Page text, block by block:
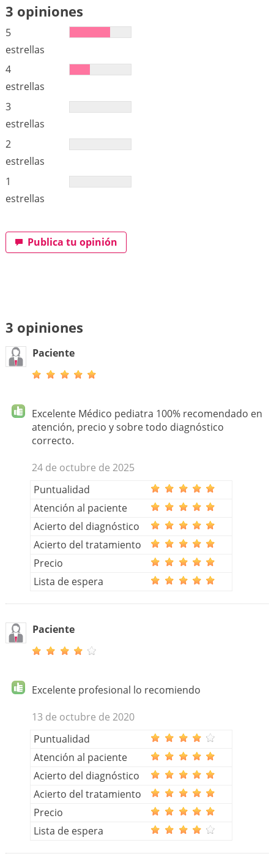
3 opiniones
5
estrellas
4
estrellas
3
estrellas
2
estrellas
1
estrellas
Publica tu opinión
3 opiniones
Paciente
Excelente Médico pediatra 100% recomendado en
atención, precio y sobre todo diagnóstico
correcto.
24 de octubre de 2025
Puntualidad
Atención al paciente
Acierto del diagnóstico
Acierto del tratamiento
Precio
Lista de espera
Paciente
Excelente profesional lo recomiendo
13 de octubre de 2020
Puntualidad
Atención al paciente
Acierto del diagnóstico
Acierto del tratamiento
Precio
Lista de espera